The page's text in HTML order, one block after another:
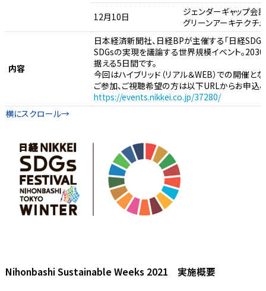
12月10日
ジェンダーギャップ会議
グリーンアーキテクチ
内容
日本経済新聞社、日経BPが主催する「日経
SDGsの実現を議論する世界規模イベント。
据える5日間です。
今回はハイブリッド（リアル＆WEB）での開催とな
ご参加、ご視聴希望の方は以下URLからお申込み
https://events.nikkei.co.jp/37280/
Nihonbashi Sustainable Weeks 2021 実施概要